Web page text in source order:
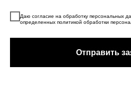
Даю согласие на обработку персональных
определенных политикой обработки
Отправить